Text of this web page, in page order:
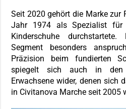
Seit 2020 gehört die Marke zur
Jahr 1974 als Spezialist für
Kinderschuhe
Segment besonders
Präzision beim fundierten
spiegelt sich auch in den
Erwachsene wider, denen sich
in Civitanova Marche seit 2005